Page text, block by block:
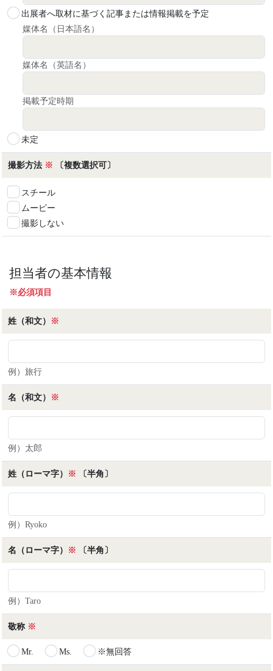
出展者へ取材に基づく記事または情報掲載を予定
媒体名（日本語名）
媒体名（英語名）
掲載予定時期
未定
撮影方法 ※ 〔複数選択可〕
スチール
ムービー
撮影しない
担当者の基本情報
※必須項目
姓（和文） ※
例）旅行
名（和文） ※
例）太郎
姓（ローマ字） ※ 〔半角〕
例）Ryoko
名（ローマ字） ※ 〔半角〕
例）Taro
敬称 ※
Mr. Ms. ※無回答